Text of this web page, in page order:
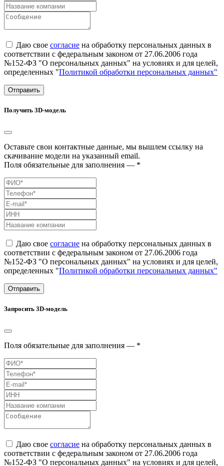
Даю свое согласие на обработку персональных данных в
соответствии с федеральным законом от 27.06.2006 года
№152-ФЗ "О персональных данных" на условиях и для целей,
определенных "Политикой обработки персональных данных"
Отправить
Получить 3D-модель
Оставьте свои контактные данные, мы вышлем ссылку на
скачивание модели на указанный email.
Поля обязательные для заполнения — *
Даю свое согласие на обработку персональных данных в
соответствии с федеральным законом от 27.06.2006 года
№152-ФЗ "О персональных данных" на условиях и для целей,
определенных "Политикой обработки персональных данных"
Отправить
Запросить 3D-модель
Поля обязательные для заполнения — *
Даю свое согласие на обработку персональных данных в
соответствии с федеральным законом от 27.06.2006 года
№152-ФЗ "О персональных данных" на условиях и для целей,